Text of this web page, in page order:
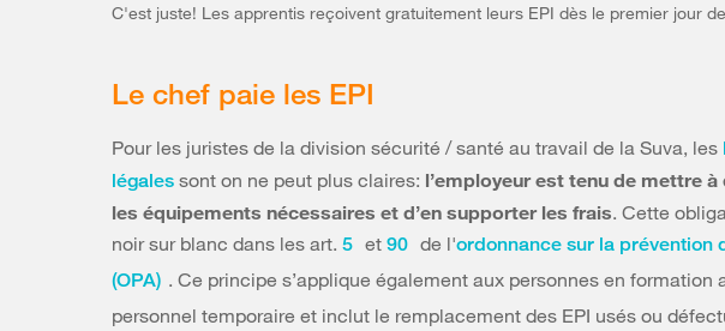
C'est juste! Les apprentis reçoivent gratuitement leurs EPI dès le premier jour
Le chef paie les EPI
Pour les juristes de la division sécurité / santé au travail de la Suva, les
légales sont on ne peut plus claires: l’employeur est tenu de mettre
les équipements nécessaires et d’en supporter les frais. Cette
noir sur blanc dans les art. 5 et 90 de l'ordonnance sur la prévention
(OPA) . Ce principe s’applique également aux personnes en formation
personnel temporaire et inclut le remplacement des EPI usés ou